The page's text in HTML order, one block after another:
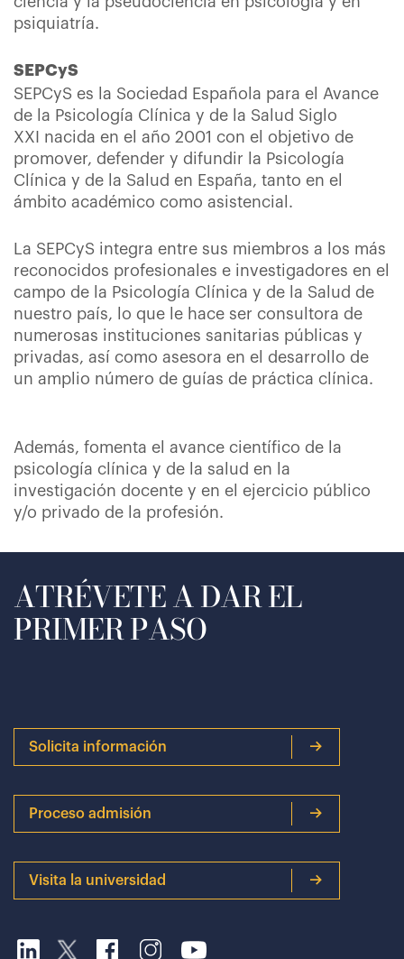
psiquiatría.
SEPCyS
SEPCyS es la Sociedad Española para el Avance
de la Psicología Clínica y de la Salud Siglo
XXI nacida en el año 2001 con el objetivo de
promover, defender y difundir la Psicología
Clínica y de la Salud en España, tanto en el
ámbito académico como asistencial.
La SEPCyS integra entre sus miembros a los más
reconocidos profesionales e investigadores en el
campo de la Psicología Clínica y de la Salud de
nuestro país, lo que le hace ser consultora de
numerosas instituciones sanitarias públicas y
privadas, así como asesora en el desarrollo de
un amplio número de guías de práctica clínica.
Además, fomenta el avance científico de la
psicología clínica y de la salud en la
investigación docente y en el ejercicio público
y/o privado de la profesión.
ATRÉVETE A DAR EL
PRIMER PASO
Solicita información
Proceso admisión
Visita la universidad